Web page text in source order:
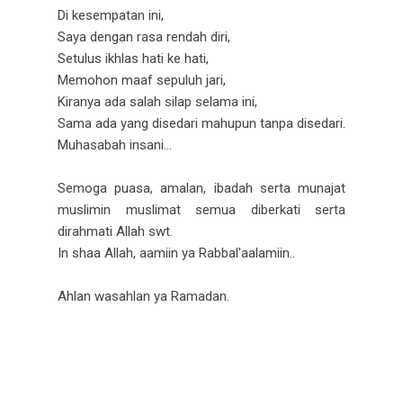
Di kesempatan ini,
Saya dengan rasa rendah diri,
Setulus ikhlas hati ke hati,
Memohon maaf sepuluh jari,
Kiranya ada salah silap selama ini,
Sama ada yang disedari mahupun tanpa disedari.
Muhasabah insani...
Semoga puasa, amalan, ibadah serta munajat
muslimin muslimat semua diberkati serta
dirahmati Allah swt.
In shaa Allah, aamiin ya Rabbal'aalamiin..
Ahlan wasahlan ya Ramadan.